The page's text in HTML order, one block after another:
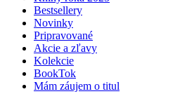
Bestsellery
Novinky
Pripravované
Akcie a zľavy
Kolekcie
BookTok
Mám záujem o titul